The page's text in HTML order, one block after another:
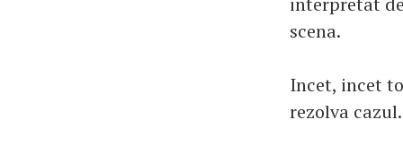
scena.
Incet, incet
rezolva cazul.